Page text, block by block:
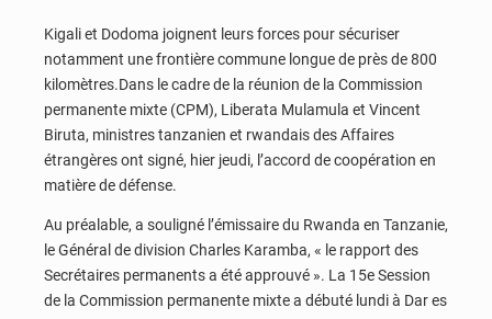
Kigali et Dodoma joignent leurs forces pour sécuriser
notamment une frontière commune longue de près de 800
kilomètres.Dans le cadre de la réunion de la Commission
permanente mixte (CPM), Liberata Mulamula et Vincent
Biruta, ministres tanzanien et rwandais des Affaires
étrangères ont signé, hier jeudi, l’accord de coopération en
matière de défense.
Au préalable, a souligné l’émissaire du Rwanda en Tanzanie,
le Général de division Charles Karamba, « le rapport des
Secrétaires permanents a été approuvé ». La 15e Session
de la Commission permanente mixte a débuté lundi à Dar es